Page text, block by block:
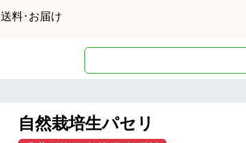
送料･お届け
自然栽培生パセリ